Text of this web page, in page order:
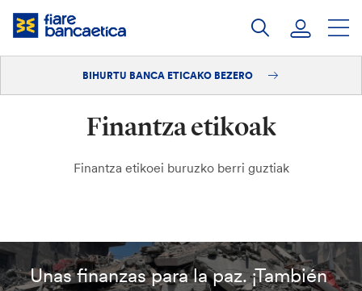
Pasatu
edukia
Bihurtu bezero
BIHURTU BANCA ETICAKO BEZERO
Finantza etikoak
Finantza etikoei buruzko berri guztiak
Unas finanzas para la paz. ¡También